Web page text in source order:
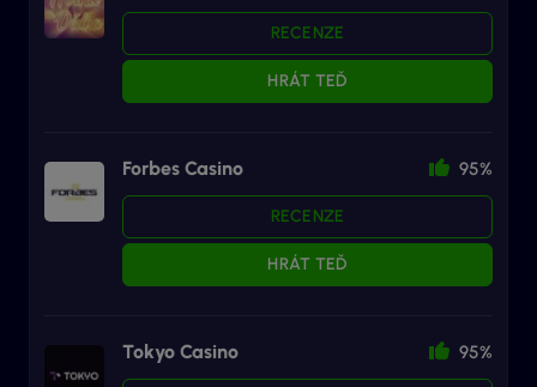
RECENZE
HRÁT TEĎ
Forbes Casino 95%
RECENZE
HRÁT TEĎ
Tokyo Casino 95%